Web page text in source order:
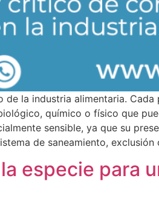
la industria alimentaria.
químico o físico que
sensible, ya que su
de saneamiento, exclusión
especie para